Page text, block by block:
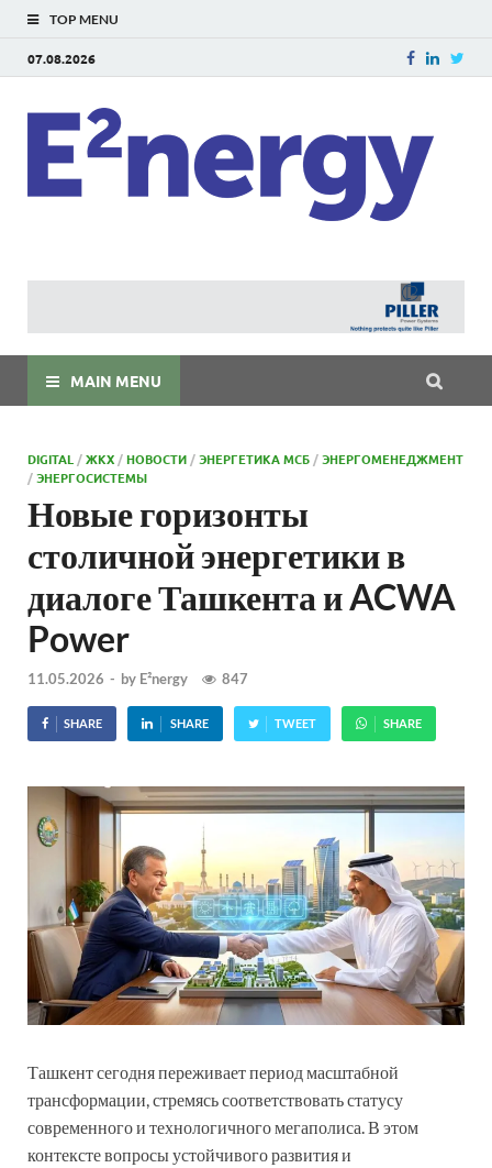
TOP MENU
07.08.2026
MAIN MENU
DIGITAL /ЖКХ /НОВОСТИ /ЭНЕРГЕТИКА МСБ /ЭНЕРГОМЕНЕДЖМЕНТ
/ЭНЕРГОСИСТЕМЫ
Новые горизонты
столичной энергетики в
диалоге Ташкента и ACWA
Power
11.05.2026 - by E²nergy 847
SHARE SHARE TWEET SHARE
Ташкент сегодня переживает период масштабной
трансформации, стремясь соответствовать статусу
современного и технологичного мегаполиса. В этом
контексте вопросы устойчивого развития и